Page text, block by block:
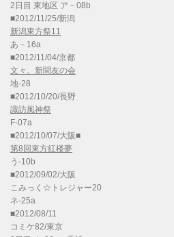
2日目 東地区 ア－08b
■2012/11/25/新潟
新潟東方祭11
あ－16a
■2012/11/04/京都
文々。新聞友の会
地-28
■2012/10/20/長野
諏訪風神祭
F-07a
■2012/10/07/大阪■
第8回東方紅楼夢
う-10b
■2012/09/02/大阪
こみっく☆トレジャー20
ネ-25a
■2012/08/11
コミケ82/東京